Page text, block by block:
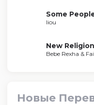
Some
liou
New Religion
Bebe Rexha &
Новые